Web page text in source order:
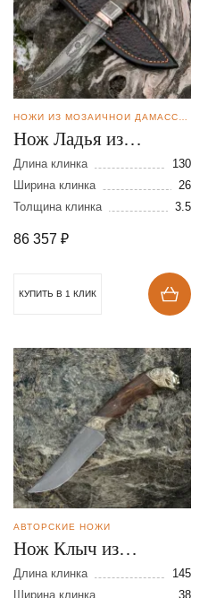
Нож Ладья из
мозаичной дамасской
стали
Длина клинка
130
Ширина клинка
26
Толщина клинка
3.5
86 357 ₽
КУПИТЬ В 1 КЛИК
АВТОРСКИЕ НОЖИ
Нож Клыч из
булатной стали
Длина клинка
145
Ширина клинка
38